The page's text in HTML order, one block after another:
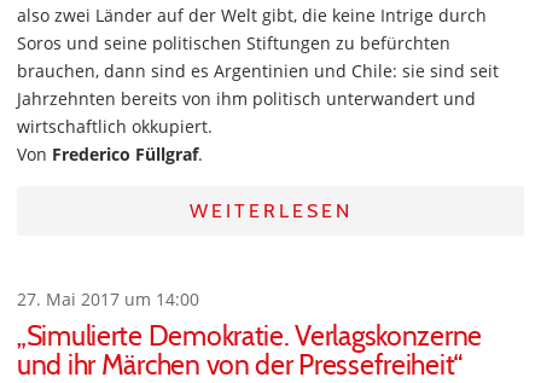
also zwei Länder auf der Welt gibt, die keine Intrige durch
Soros und seine politischen Stiftungen zu befürchten
brauchen, dann sind es Argentinien und Chile: sie sind seit
Jahrzehnten bereits von ihm politisch unterwandert und
wirtschaftlich okkupiert.
Von Frederico Füllgraf.
WEITERLESEN
27. Mai 2017 um 14:00
„Simulierte Demokratie. Verlagskonzerne
und ihr Märchen von der Pressefreiheit“